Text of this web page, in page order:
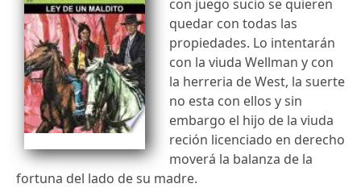
con juego sucio se quieren
quedar con todas las
propiedades. Lo intentarán
con la viuda Wellman y con
la herreria de West, la suerte
no esta con ellos y sin
embargo el hijo de la viuda
reción licenciado en derecho
moverá la balanza de la
fortuna del lado de su madre.